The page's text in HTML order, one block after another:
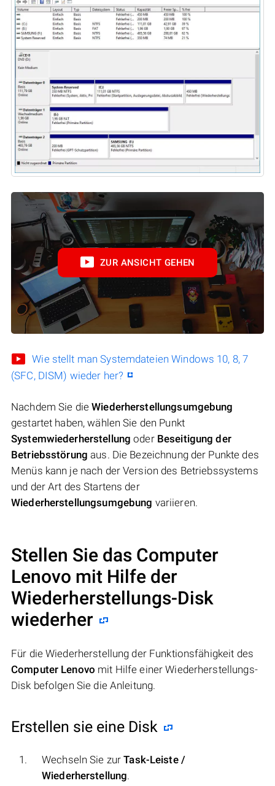
ZUR ANSICHT GEHEN
Wie stellt man Systemdateien Windows 10, 8, 7
(SFC, DISM) wieder her?
Nachdem Sie dieWiederherstellungsumgebung
gestartet haben, wählen Sie den Punkt
Systemwiederherstellung oder Beseitigung der
Betriebsstörung aus. Die Bezeichnung der Punkte des
Menüs kann je nach der Version des Betriebssystems
und der Art des Startens der
Wiederherstellungsumgebung variieren.
Stellen Sie das Computer
Lenovo mit Hilfe der
Wiederherstellungs-Disk
wiederher
Für die Wiederherstellung der Funktionsfähigkeit des
Computer Lenovo mit Hilfe einer Wiederherstellungs-
Disk befolgen Sie die Anleitung.
Erstellen sie eine Disk
Wechseln Sie zurTask-Leiste /
Wiederherstellung.